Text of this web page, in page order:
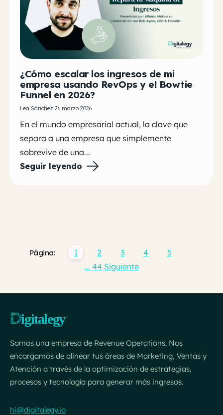
¿Cómo escalar los ingresos de mi
empresa usando RevOps y el Bowtie
Funnel en 2026?
Lea Sánchez 26 marzo 2026
En el mundo empresarial actual, la clave que
separa a una empresa que simplemente
sobrevive de una...
Seguir leyendo
Página: 1 2 3 4
5
... 44 Siguiente
Somos una empresa de Revenue Operations. Nos
encargamos de alinear tus áreas de Marketing, Ventas y
Atención a través de la optimización de estrategias,
procesos y tecnología para generar más ingresos.
hi@digitalegy.io